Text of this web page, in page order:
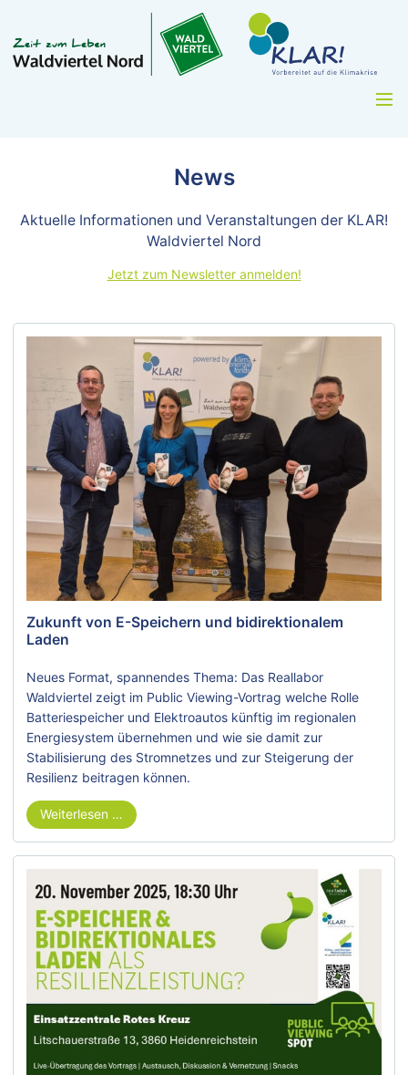
News
Aktuelle Informationen und Veranstaltungen der KLAR!
Waldviertel Nord
Jetzt zum Newsletter anmelden!
Zukunft von E-Speichern und bidirektionalem
Laden
Neues Format, spannendes Thema: Das Reallabor
Waldviertel zeigt im Public Viewing-Vortrag welche Rolle
Batteriespeicher und Elektroautos künftig im regionalen
Energiesystem übernehmen und wie sie damit zur
Stabilisierung des Stromnetzes und zur Steigerung der
Resilienz beitragen können.
Weiterlesen …